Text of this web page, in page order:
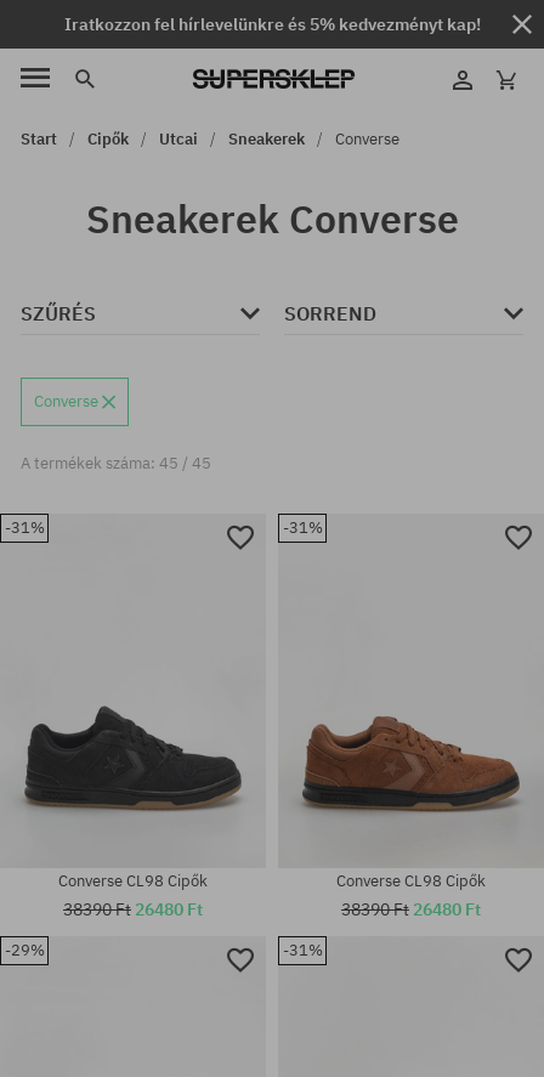
Iratkozzon fel hírlevelünkre és 5% kedvezményt kap!
Start Cipők Utcai Sneakerek Converse
Sneakerek Converse
SZŰRÉS SORREND
Converse
A termékek száma: 45 / 45
-31%
Converse CL98 Cipők
38390 Ft 26480 Ft
-31%
Converse CL98 Cipők
38390 Ft 26480 Ft
-29% -31%